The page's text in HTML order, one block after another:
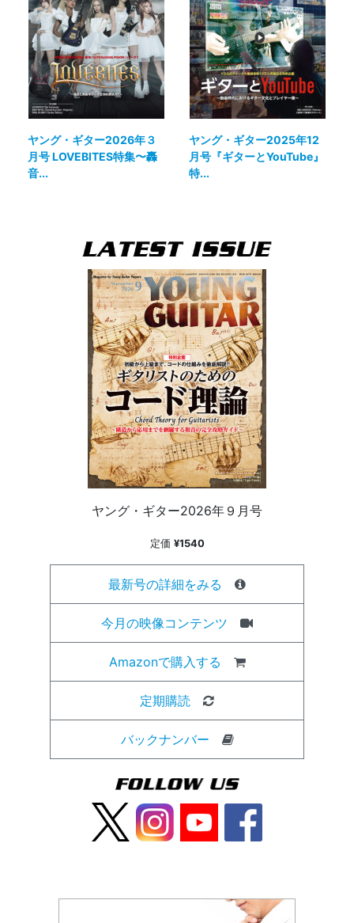
ヤング・ギター2026年３
月号 LOVEBITES特集〜轟
音...
ヤング・ギター2025年12
月号『ギターとYouTube』
特...
ヤング・ギター2026年９月号
定価 ¥1540
最新号の詳細をみる
今月の映像コンテンツ
Amazonで購入する
定期購読
バックナンバー